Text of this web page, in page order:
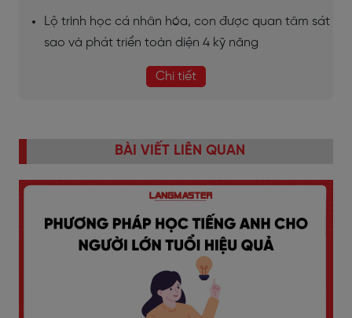
Lộ trình học cá nhân hóa, con được quan tâm sát
sao và phát triển toàn diện 4 kỹ năng
Chi tiết
BÀI VIẾT LIÊN QUAN